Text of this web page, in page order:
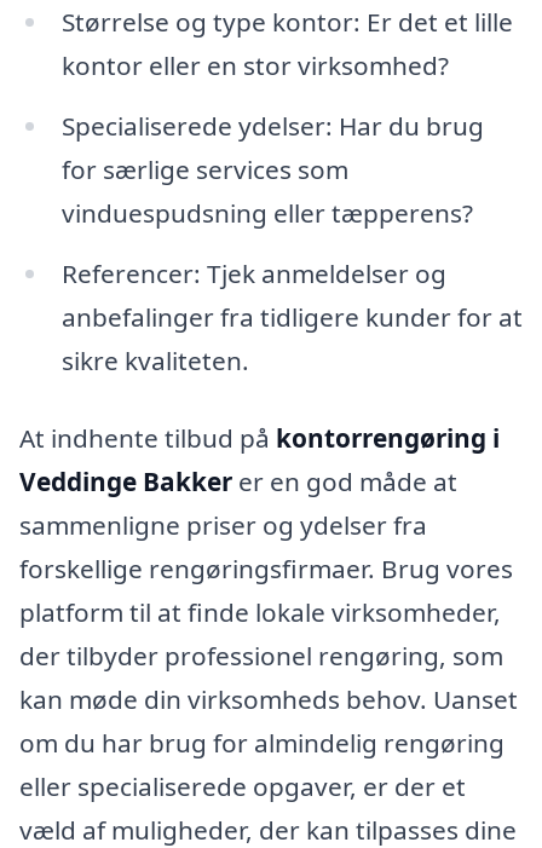
Størrelse og type kontor: Er det et lille
kontor eller en stor virksomhed?
Specialiserede ydelser: Har du brug
for særlige services som
vinduespudsning eller tæpperens?
Referencer: Tjek anmeldelser og
anbefalinger fra tidligere kunder for at
sikre kvaliteten.
At indhente tilbud på kontorrengøring i
Veddinge Bakker er en god måde at
sammenligne priser og ydelser fra
forskellige rengøringsfirmaer. Brug vores
platform til at finde lokale virksomheder,
der tilbyder professionel rengøring, som
kan møde din virksomheds behov. Uanset
om du har brug for almindelig rengøring
eller specialiserede opgaver, er der et
væld af muligheder, der kan tilpasses dine